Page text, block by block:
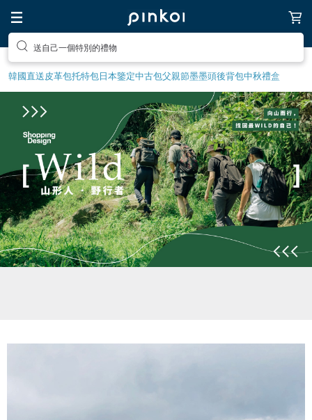
送自己一個特別的禮物
韓國直送皮革包托特包日本鑒定中古包父親節墨墨頭後背包中秋禮盒